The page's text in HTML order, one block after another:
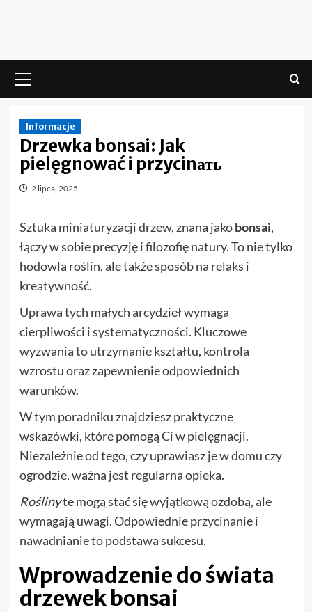
główne
Informacje
Drzewka bonsai: Jak
pielęgnować i przycinать
2 lipca, 2025
Sztuka miniaturyzacji drzew, znana jakobonsai,
łączy w sobie precyzję i filozofię natury. To nie tylko
hodowla roślin, ale także sposób na relaks i
kreatywność.
Uprawa tych małych arcydzieł wymaga
cierpliwości i systematyczności. Kluczowe
wyzwania to utrzymanie kształtu, kontrola
wzrostu oraz zapewnienie odpowiednich
warunków.
W tym poradniku znajdziesz praktyczne
wskazówki, które pomogą Ci w pielęgnacji.
Niezależnie od tego, czy uprawiasz je w domu czy
ogrodzie, ważna jest regularna opieka.
Roślinyte mogą stać się wyjątkową ozdobą, ale
wymagają uwagi. Odpowiednie przycinanie i
nawadnianie to podstawa sukcesu.
Wprowadzenie do świata
drzewek bonsai